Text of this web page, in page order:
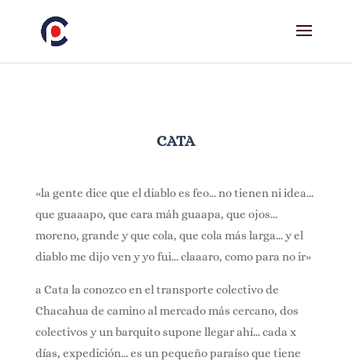
CATA
«la gente dice que el diablo es feo… no tienen ni idea…
que guaaapo, que cara máh guaapa, que ojos…
moreno, grande y que cola, que cola más larga… y el
diablo me dijo ven y yo fui… claaaro, como para no ir»
a Cata la conozco en el transporte colectivo de
Chacahua de camino al mercado más cercano, dos
colectivos y un barquito supone llegar ahí… cada x
días, expedición… es un pequeño paraíso que tiene